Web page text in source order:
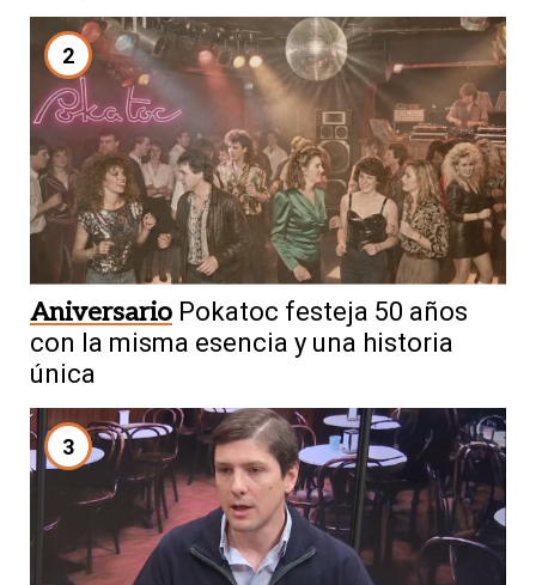
2
Aniversario Pokatoc festeja 50 años
con la misma esencia y una historia
única
3